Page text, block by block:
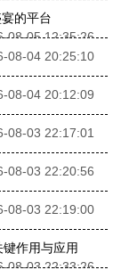
的平台
08-05 12:35:26
08-04 20:25:10
08-04 20:12:09
08-03 22:17:01
08-03 22:20:56
08-03 22:19:00
作用与应用
08-03 22:33:26